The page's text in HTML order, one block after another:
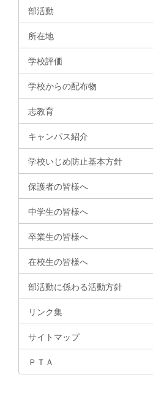
部活動
所在地
学校評価
学校からの配布物
志教育
キャンパス紹介
学校いじめ防止基本方針
保護者の皆様へ
中学生の皆様へ
卒業生の皆様へ
在校生の皆様へ
部活動に係わる活動方針
リンク集
サイトマップ
ＰＴＡ